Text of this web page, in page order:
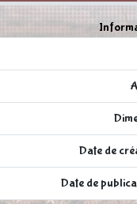
Date de
Date de